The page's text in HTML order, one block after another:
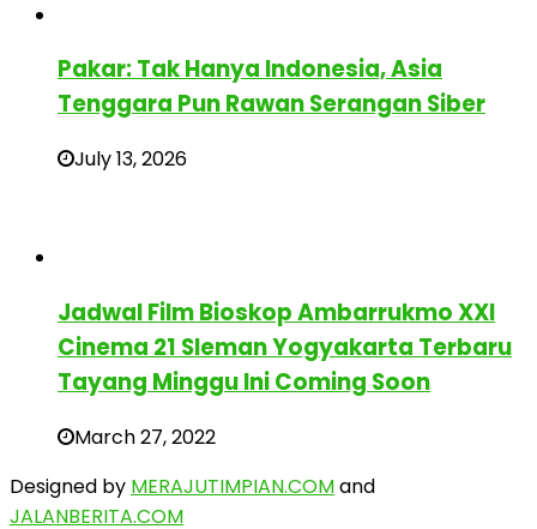
Pakar: Tak Hanya Indonesia, Asia
Tenggara Pun Rawan Serangan Siber
July 13, 2026
Jadwal Film Bioskop Ambarrukmo XXI
Cinema 21 Sleman Yogyakarta Terbaru
Tayang Minggu Ini Coming Soon
March 27, 2022
Designed by MERAJUTIMPIAN.COMand
JALANBERITA.COM